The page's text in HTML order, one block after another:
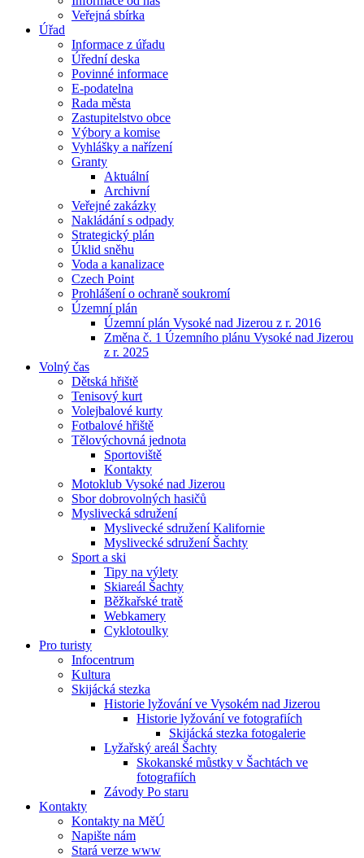
Veřejná sbírka
Úřad
Informace z úřadu
Úřední deska
Povinné informace
E-podatelna
Rada města
Zastupitelstvo obce
Výbory a komise
Vyhlášky a nařízení
Granty
Aktuální
Archivní
Veřejné zakázky
Nakládání s odpady
Strategický plán
Úklid sněhu
Voda a kanalizace
Czech Point
Prohlášení o ochraně soukromí
Územní plán
Územní plán Vysoké nad Jizerou z r. 2016
Změna č. 1 Územního plánu Vysoké nad Jizerou
z r. 2025
Volný čas
Dětská hřiště
Tenisový kurt
Volejbalové kurty
Fotbalové hřiště
Tělovýchovná jednota
Sportoviště
Kontakty
Motoklub Vysoké nad Jizerou
Sbor dobrovolných hasičů
Myslivecká sdružení
Myslivecké sdružení Kalifornie
Myslivecké sdružení Šachty
Sport a ski
Tipy na výlety
Skiareál Šachty
Běžkařské tratě
Webkamery
Cyklotoulky
Pro turisty
Infocentrum
Kultura
Skijácká stezka
Historie lyžování ve Vysokém nad Jizerou
Historie lyžování ve fotografiích
Skijácká stezka fotogalerie
Lyžařský areál Šachty
Skokanské můstky v Šachtách ve
fotografiích
Závody Po staru
Kontakty
Kontakty na MěÚ
Napište nám
Stará verze www